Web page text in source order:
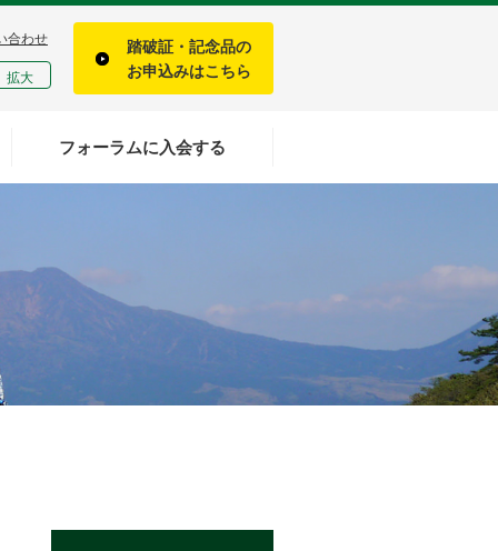
合わせ
拡大
踏破証・記念品の
お申込みはこちら
フォーラムに入会する